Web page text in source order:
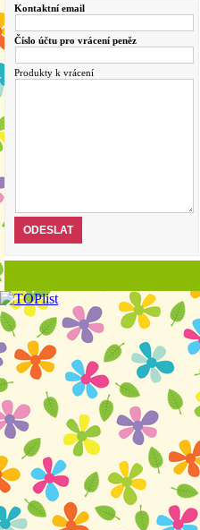
Kontaktní email
Číslo účtu pro vrácení peněz
Produkty k vrácení